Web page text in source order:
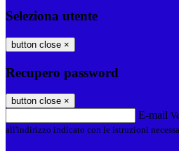
Seleziona utente
button close ×
Recupero password
button close ×
E-mail
all'indirizzo indicato con le istruzioni